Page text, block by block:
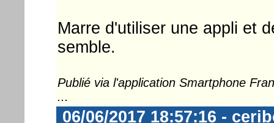
Marre d'utiliser une appli et
semble.
Publié via l'application Smartphone
...
06/06/2017 18:57:16 -